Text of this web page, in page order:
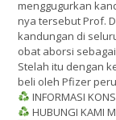
menggugurkan
nya tersebut Prof.
kandungan di
obat aborsi
Stelah itu dengan
beli oleh Pfizer
INFORMASI
HUBUNGI KAMI